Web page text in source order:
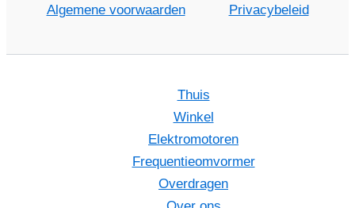
Algemene voorwaarden Privacybeleid
Thuis
Winkel
Elektromotoren
Frequentieomvormer
Overdragen